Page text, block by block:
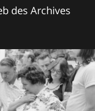
des Archives